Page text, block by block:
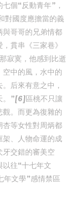
個“反動青年”，
對國度應擔當的義
哥哥的兄弟情都
貫串《三家巷》
寂寞，他感到比逝
中的風，水中的
后來有意之中，
。”[6]區桃不只讓
。而更為復雜的
杏等女性對周炳都
、人物命運的成
交錯的審美空
往“十七年文
年文學”感情禁區